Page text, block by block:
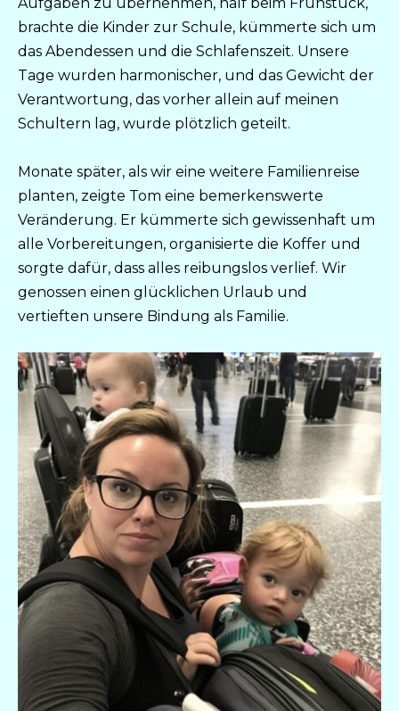
brachte die Kinder zur Schule, kümmerte sich um
das Abendessen und die Schlafenszeit. Unsere
Tage wurden harmonischer, und das Gewicht der
Verantwortung, das vorher allein auf meinen
Schultern lag, wurde plötzlich geteilt.
Monate später, als wir eine weitere Familienreise
planten, zeigte Tom eine bemerkenswerte
Veränderung. Er kümmerte sich gewissenhaft um
alle Vorbereitungen, organisierte die Koffer und
sorgte dafür, dass alles reibungslos verlief. Wir
genossen einen glücklichen Urlaub und
vertieften unsere Bindung als Familie.